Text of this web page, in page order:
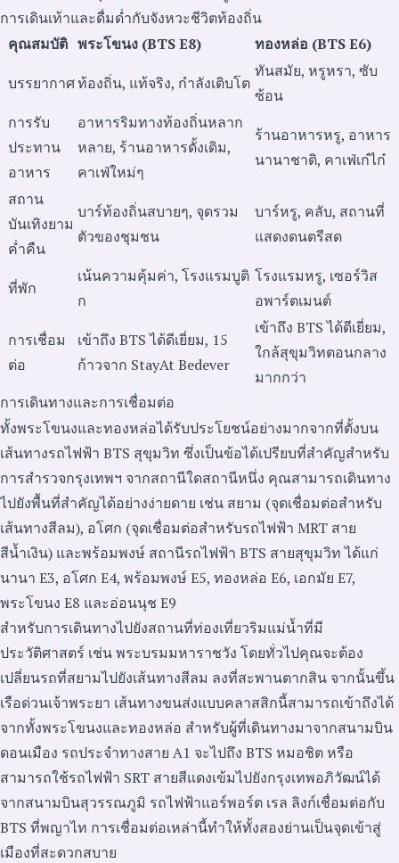
การเดินเท้าและดื่มด่ำกับจังหวะชีวิตท้องถิ่น
คุณสมบัติ พระโขนง (BTS E8)
ทองหล่อ (BTS E6)
บรรยากาศท้องถิ่น, แท้จริง, กำลังเติบโต
ทันสมัย, หรูหรา, ซับ
ซ้อน
การรับ
ประทาน
อาหาร
อาหารริมทางท้องถิ่นหลาก
หลาย, ร้านอาหารดั้งเดิม,
คาเฟ่ใหม่ๆ
ร้านอาหารหรู, อาหาร
นานาชาติ, คาเฟ่เก๋ไก๋
สถาน
บันเทิงยาม
ค่ำคืน
บาร์ท้องถิ่นสบายๆ, จุดรวม
ตัวของชุมชน
บาร์หรู, คลับ, สถานที่
แสดงดนตรีสด
ที่พัก
เน้นความคุ้มค่า, โรงแรมบูติ
ก
โรงแรมหรู, เซอร์วิส
อพาร์ตเมนต์
การเชื่อม
ต่อ
เข้าถึง BTS ได้ดีเยี่ยม, 15
ก้าวจาก StayAt Bedever
เข้าถึง BTS ได้ดีเยี่ยม,
ใกล้สุขุมวิทตอนกลาง
มากกว่า
การเดินทางและการเชื่อมต่อ
ทั้งพระโขนงและทองหล่อได้รับประโยชน์อย่างมากจากที่ตั้งบน
เส้นทางรถไฟฟ้า BTS สุขุมวิท ซึ่งเป็นข้อได้เปรียบที่สำคัญสำหรับ
การสำรวจกรุงเทพฯ จากสถานีใดสถานีหนึ่ง คุณสามารถเดินทาง
ไปยังพื้นที่สำคัญได้อย่างง่ายดาย เช่น สยาม (จุดเชื่อมต่อสำหรับ
เส้นทางสีลม), อโศก (จุดเชื่อมต่อสำหรับรถไฟฟ้า MRT สาย
สีน้ำเงิน) และพร้อมพงษ์ สถานีรถไฟฟ้า BTS สายสุขุมวิท ได้แก่
นานา E3, อโศก E4, พร้อมพงษ์ E5, ทองหล่อ E6, เอกมัย E7,
พระโขนง E8 และอ่อนนุช E9
สำหรับการเดินทางไปยังสถานที่ท่องเที่ยวริมแม่น้ำที่มี
ประวัติศาสตร์ เช่น พระบรมมหาราชวัง โดยทั่วไปคุณจะต้อง
เปลี่ยนรถที่สยามไปยังเส้นทางสีลม ลงที่สะพานตากสิน จากนั้นขึ้น
เรือด่วนเจ้าพระยา เส้นทางขนส่งแบบคลาสสิกนี้สามารถเข้าถึงได้
จากทั้งพระโขนงและทองหล่อ สำหรับผู้ที่เดินทางมาจากสนามบิน
ดอนเมือง รถประจำทางสาย A1 จะไปถึง BTS หมอชิต หรือ
สามารถใช้รถไฟฟ้า SRT สายสีแดงเข้มไปยังกรุงเทพอภิวัฒน์ได้
จากสนามบินสุวรรณภูมิ รถไฟฟ้าแอร์พอร์ต เรล ลิงก์เชื่อมต่อกับ
BTS ที่พญาไท การเชื่อมต่อเหล่านี้ทำให้ทั้งสองย่านเป็นจุดเข้าสู่
เมืองที่สะดวกสบาย